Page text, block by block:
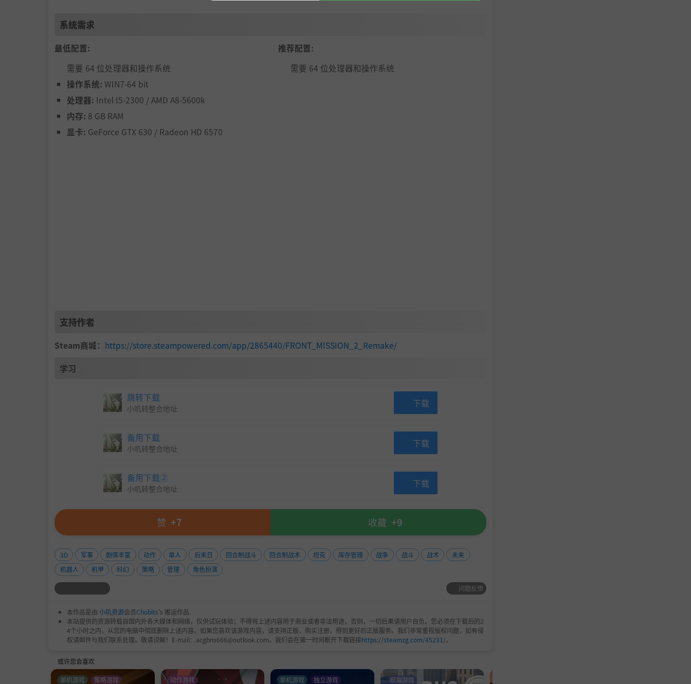
系统需求
最低配置:
需要 64 位处理器和操作系统
操作系统: WIN7-64 bit
处理器: Intel I5-2300 / AMD A8-5600k
内存: 8 GB RAM
显卡: GeForce GTX 630 / Radeon HD 6570
推荐配置:
需要 64 位处理器和操作系统
支持作者
Steam商城： https://store.steampowered.com/app/2865440/FRONT_MISSION_2_Remake/
学习
跳转下载
小叽转整合地址 下载
备用下载
小叽转整合地址 下载
备用下载②
小叽转整合地址 下载
赞 +7 收藏 +9
3D 军事 剧情丰富 动作 单人 后末日 回合制战斗 回合制战术 坦克 库存管理 战争 战斗 战术
未来
机器人
机甲 科幻 策略 管理 角色扮演
问题反馈
本作品是由 小叽资源会员Chobits's 搬运作品.
本站提供的资源转载自国内外各大媒体和网络，仅供试玩体验；不得将上述内容用于商业或者非法用途，否则，一切后果请用户自负。您必须在下载后的2
4个小时之内，从您的电脑中彻底删除上述内容。如果您喜欢该游戏内容，请支持正版，购买注册，得到更好的正版服务。我们非常重视版权问题，如有侵
权请邮件与我们联系处理。敬请谅解！E-mail：acgbns666@outlook.com，我们会在第一时间断开下载链接https://steamzg.com/45231/。
或许您会喜欢
单机游戏 策略游戏 动作游戏 单机游戏 独立游戏 模拟游戏